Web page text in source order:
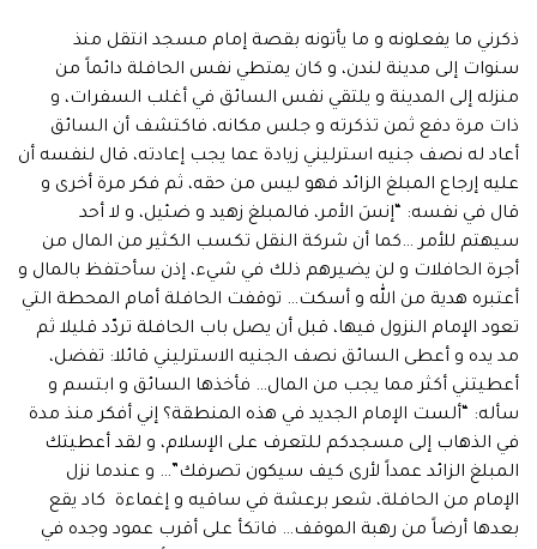
ذكرني ما يفعلونه و ما يأتونه بقصة إمام مسجد انتقل منذ
سنوات إلى مدينة لندن، و كان يمتطي نفس الحافلة دائماً من
منزله إلى المدينة و يلتقي نفس السائق في أغلب السفرات، و
ذات مرة دفع ثمن تذكرته و جلس مكانه، فاكتشف أن السائق
أعاد له نصف جنيه استرليني زيادة عما يجب إعادته، قال لنفسه أن
عليه إرجاع المبلغ الزائد فهو ليس من حقه، ثم فكر مرة أخرى و
قال في نفسه: “إنسَ الأمر، فالمبلغ زهيد و ضئيل، و لا أحد
سيهتم للأمر …كما أن شركة النقل تكسب الكثير من المال من
أجرة الحافلات و لن يضيرهم ذلك في شيء، إذن سأحتفظ بالمال و
أعتبره هدية من الله و أسكت… توقفت الحافلة أمام المحطة التي
تعود الإمام النزول فيها، قبل أن يصل باب الحافلة تردّد قليلا ثم
مد يده و أعطى السائق نصف الجنيه الاسترليني قائلا: تفضل،
أعطيتني أكثر مما يجب من المال… فأخذها السائق و ابتسم و
سأله: “ألست الإمام الجديد في هذه المنطقة؟ إني أفكر منذ مدة
في الذهاب إلى مسجدكم للتعرف على الإسلام، و لقد أعطيتك
المبلغ الزائد عمداً لأرى كيف سيكون تصرفك”… و عندما نزل
الإمام من الحافلة، شعر برعشة في ساقيه و إغماءة كاد يقع
بعدها أرضاً من رهبة الموقف… فاتكأ على أقرب عمود وجده في